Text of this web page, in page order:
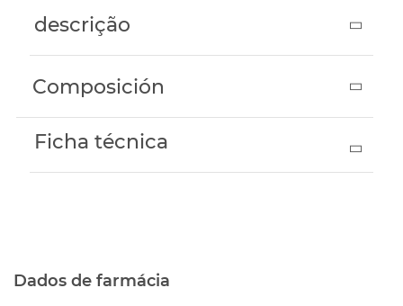
descrição
Composición
Ficha técnica
Dados de farmácia